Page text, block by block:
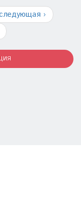
›